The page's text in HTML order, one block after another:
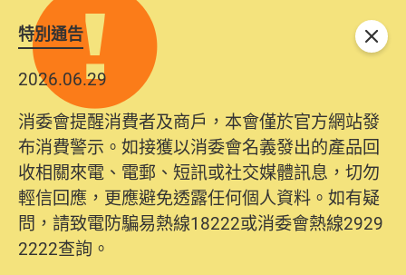
特別通告
2026.06.29
消委會提醒消費者及商戶，本會僅於官方網站發
布消費警示。如接獲以消委會名義發出的產品回
收相關來電、電郵、短訊或社交媒體訊息，切勿
輕信回應，更應避免透露任何個人資料。如有疑
問，請致電防騙易熱線18222或消委會熱線2929
2222查詢。
關閉